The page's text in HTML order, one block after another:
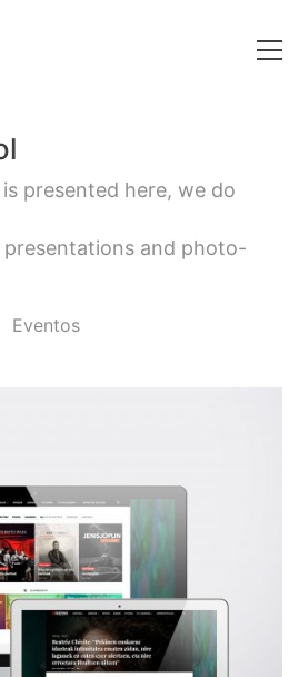
presented here, we do
presentations and photo-
Eventos